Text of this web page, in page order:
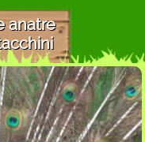
anatre